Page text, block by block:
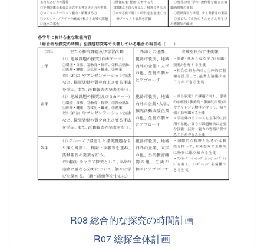
R08 総合的な探究の時間計画
R07 総探全体計画